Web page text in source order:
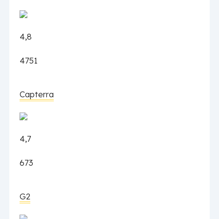
4,8
4751
Capterra
4,7
673
G2